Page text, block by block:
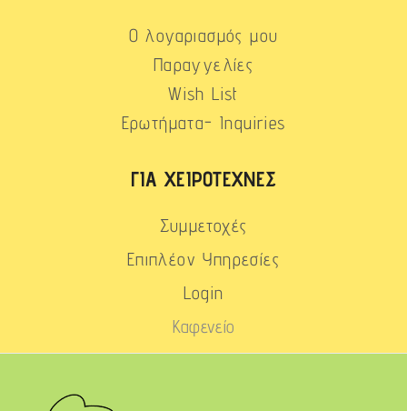
Ο λογαριασμός μου
Παραγγελίες
Wish List
Ερωτήματα- Inquiries
ΓΙΑ ΧΕΙΡΟΤΈΧΝΕΣ
Συμμετοχές
Επιπλέον Υπηρεσίες
Login
Καφενείο